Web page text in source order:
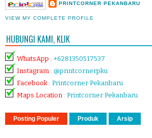
PRINTCORNER PEKANBARU
VIEW MY COMPLETE PROFILE
HUBUNGI KAMI, KLIK
WhatsApp : +6281350517537
Instagram : @printcornerpku
Facebook : Printcorner Pekanbaru
Maps Location : Printcorner Pekanbaru
Posting Populer Produk Arsip